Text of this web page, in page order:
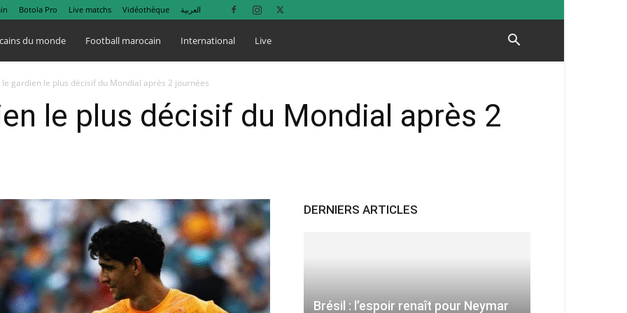
Botola Pro Live matchs Vidéothèque العربية
du monde Football marocain International Live
le gardien le plus décisif du Mondial après 2 journées
le plus décisif du Mondial après 2
DERNIERS ARTICLES
Brésil : l’espoir renaît pour Neymar